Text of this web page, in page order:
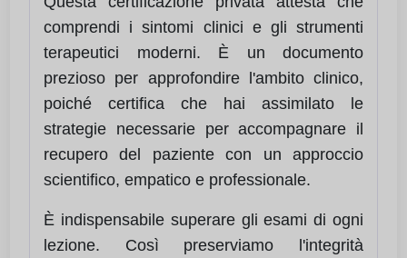
comprendi i sintomi clinici e gli strumenti
terapeutici moderni. È un documento
prezioso per approfondire l'ambito clinico,
poiché certifica che hai assimilato le
strategie necessarie per accompagnare il
recupero del paziente con un approccio
scientifico, empatico e professionale.
È indispensabile superare gli esami di ogni
lezione. Così preserviamo l'integrità